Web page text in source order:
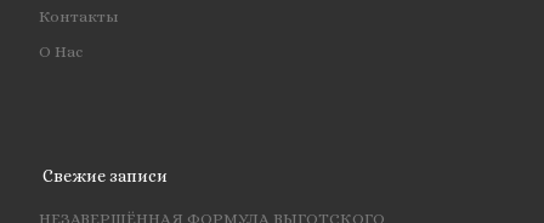
Контакты
О Нас
Свежие записи
НЕЗАВЕРШЁННАЯ ФОРМУЛА ВЫГОТСКОГО